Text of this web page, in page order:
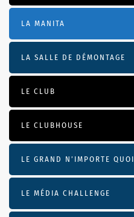
LA MANITA
LA SALLE DE DÉMONTAGE
LE CLUB
LE CLUBHOUSE
LE GRAND N’IMPORTE QUOI
LE MÉDIA CHALLENGE